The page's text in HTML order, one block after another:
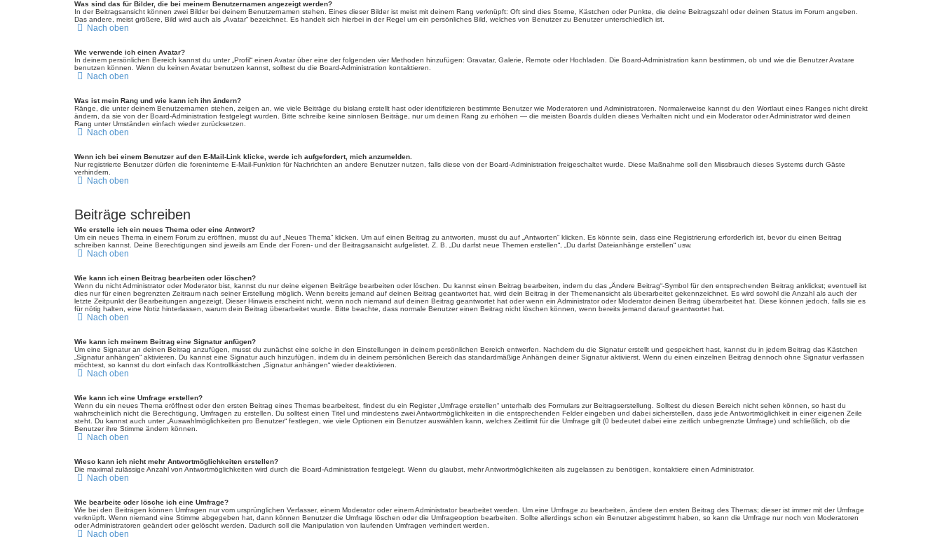
Was sind das für Bilder, die bei meinem Benutzernamen angezeigt werden?
In der Beitragsansicht können zwei Bilder bei deinem Benutzernamen stehen. Eines dieser Bilder ist meist mit deinem Rang verknüpft: Oft sind dies Sterne, Kästchen oder Punkte, die deine Beitragszahl oder deinen Status im Forum angeben.
Das andere, meist größere, Bild wird auch als „Avatar“ bezeichnet. Es handelt sich hierbei in der Regel um ein persönliches Bild, welches von Benutzer zu Benutzer unterschiedlich ist.
Nach oben
Wie verwende ich einen Avatar?
In deinem persönlichen Bereich kannst du unter „Profil“ einen Avatar über eine der folgenden vier Methoden hinzufügen: Gravatar, Galerie, Remote oder Hochladen. Die Board-Administration kann bestimmen, ob und wie die Benutzer Avatare
benutzen können. Wenn du keinen Avatar benutzen kannst, solltest du die Board-Administration kontaktieren.
Nach oben
Was ist mein Rang und wie kann ich ihn ändern?
Ränge, die unter deinem Benutzernamen stehen, zeigen an, wie viele Beiträge du bislang erstellt hast oder identifizieren bestimmte Benutzer wie Moderatoren und Administratoren. Normalerweise kannst du den Wortlaut eines Ranges nicht direkt
ändern, da sie von der Board-Administration festgelegt wurden. Bitte schreibe keine sinnlosen Beiträge, nur um deinen Rang zu erhöhen — die meisten Boards dulden dieses Verhalten nicht und ein Moderator oder Administrator wird deinen
Rang unter Umständen einfach wieder zurücksetzen.
Nach oben
Wenn ich bei einem Benutzer auf den E-Mail-Link klicke, werde ich aufgefordert, mich anzumelden.
Nur registrierte Benutzer dürfen die foreninterne E-Mail-Funktion für Nachrichten an andere Benutzer nutzen, falls diese von der Board-Administration freigeschaltet wurde. Diese Maßnahme soll den Missbrauch dieses Systems durch Gäste
verhindern.
Nach oben
Beiträge schreiben
Wie erstelle ich ein neues Thema oder eine Antwort?
Um ein neues Thema in einem Forum zu eröffnen, musst du auf „Neues Thema“ klicken. Um auf einen Beitrag zu antworten, musst du auf „Antworten“ klicken. Es könnte sein, dass eine Registrierung erforderlich ist, bevor du einen Beitrag
schreiben kannst. Deine Berechtigungen sind jeweils am Ende der Foren- und der Beitragsansicht aufgelistet. Z. B. „Du darfst neue Themen erstellen“, „Du darfst Dateianhänge erstellen“ usw.
Nach oben
Wie kann ich einen Beitrag bearbeiten oder löschen?
Wenn du nicht Administrator oder Moderator bist, kannst du nur deine eigenen Beiträge bearbeiten oder löschen. Du kannst einen Beitrag bearbeiten, indem du das „Ändere Beitrag“-Symbol für den entsprechenden Beitrag anklickst; eventuell ist
dies nur für einen begrenzten Zeitraum nach seiner Erstellung möglich. Wenn bereits jemand auf deinen Beitrag geantwortet hat, wird dein Beitrag in der Themenansicht als überarbeitet gekennzeichnet. Es wird sowohl die Anzahl als auch der
letzte Zeitpunkt der Bearbeitungen angezeigt. Dieser Hinweis erscheint nicht, wenn noch niemand auf deinen Beitrag geantwortet hat oder wenn ein Administrator oder Moderator deinen Beitrag überarbeitet hat. Diese können jedoch, falls sie es
für nötig halten, eine Notiz hinterlassen, warum dein Beitrag überarbeitet wurde. Bitte beachte, dass normale Benutzer einen Beitrag nicht löschen können, wenn bereits jemand darauf geantwortet hat.
Nach oben
Wie kann ich meinem Beitrag eine Signatur anfügen?
Um eine Signatur an deinen Beitrag anzufügen, musst du zunächst eine solche in den Einstellungen in deinem persönlichen Bereich entwerfen. Nachdem du die Signatur erstellt und gespeichert hast, kannst du in jedem Beitrag das Kästchen
„Signatur anhängen“ aktivieren. Du kannst eine Signatur auch hinzufügen, indem du in deinem persönlichen Bereich das standardmäßige Anhängen deiner Signatur aktivierst. Wenn du einen einzelnen Beitrag dennoch ohne Signatur verfassen
möchtest, so kannst du dort einfach das Kontrollkästchen „Signatur anhängen“ wieder deaktivieren.
Nach oben
Wie kann ich eine Umfrage erstellen?
Wenn du ein neues Thema eröffnest oder den ersten Beitrag eines Themas bearbeitest, findest du ein Register „Umfrage erstellen“ unterhalb des Formulars zur Beitragserstellung. Solltest du diesen Bereich nicht sehen können, so hast du
wahrscheinlich nicht die Berechtigung, Umfragen zu erstellen. Du solltest einen Titel und mindestens zwei Antwortmöglichkeiten in die entsprechenden Felder eingeben und dabei sicherstellen, dass jede Antwortmöglichkeit in einer eigenen Zeile
steht. Du kannst auch unter „Auswahlmöglichkeiten pro Benutzer“ festlegen, wie viele Optionen ein Benutzer auswählen kann, welches Zeitlimit für die Umfrage gilt (0 bedeutet dabei eine zeitlich unbegrenzte Umfrage) und schließlich, ob die
Benutzer ihre Stimme ändern können.
Nach oben
Wieso kann ich nicht mehr Antwortmöglichkeiten erstellen?
Die maximal zulässige Anzahl von Antwortmöglichkeiten wird durch die Board-Administration festgelegt. Wenn du glaubst, mehr Antwortmöglichkeiten als zugelassen zu benötigen, kontaktiere einen Administrator.
Nach oben
Wie bearbeite oder lösche ich eine Umfrage?
Wie bei den Beiträgen können Umfragen nur vom ursprünglichen Verfasser, einem Moderator oder einem Administrator bearbeitet werden. Um eine Umfrage zu bearbeiten, ändere den ersten Beitrag des Themas; dieser ist immer mit der Umfrage
verknüpft. Wenn niemand eine Stimme abgegeben hat, dann können Benutzer die Umfrage löschen oder die Umfrageoption bearbeiten. Sollte allerdings schon ein Benutzer abgestimmt haben, so kann die Umfrage nur noch von Moderatoren
oder Administratoren geändert oder gelöscht werden. Dadurch soll die Manipulation von laufenden Umfragen verhindert werden.
Nach oben